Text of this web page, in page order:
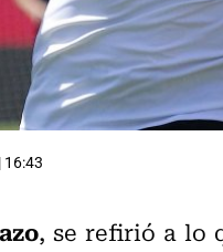
16:43
, se refirió a lo